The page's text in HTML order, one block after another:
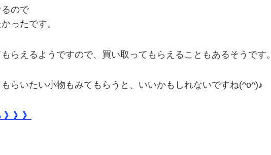
ので
ったです。
らえるようですので、買い取ってもらえることもあるそうです。
らいたい小物もみてもらうと、いいかもしれないですね(^o^)♪
》》